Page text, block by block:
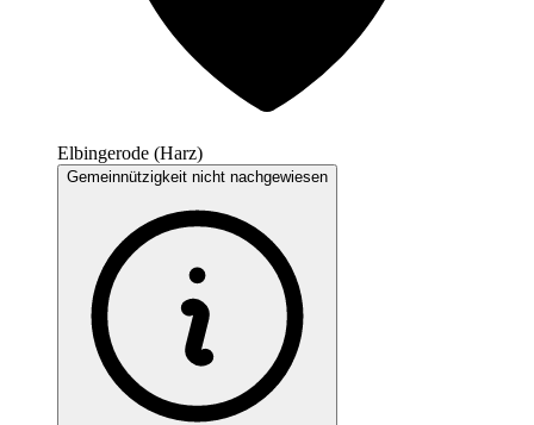
Elbingerode (Harz)
Gemeinnützigkeit nicht nachgewiesen